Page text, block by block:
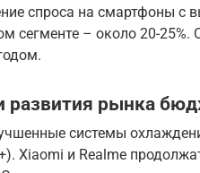
спроса на смартфоны с
сегменте – около 20-
развития рынка
системы
Xiaomi и Realme